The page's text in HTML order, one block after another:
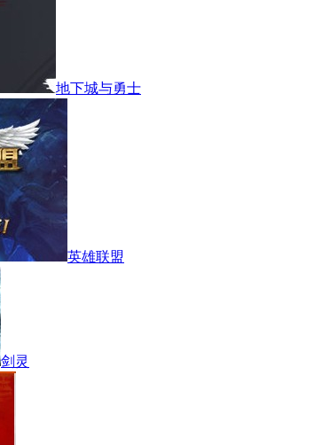
地下城与勇士
英雄联盟
剑灵